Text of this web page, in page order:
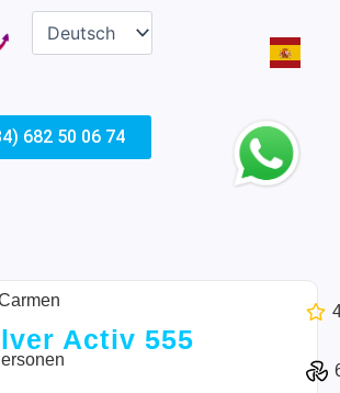
682 50 06 74
Activ 555